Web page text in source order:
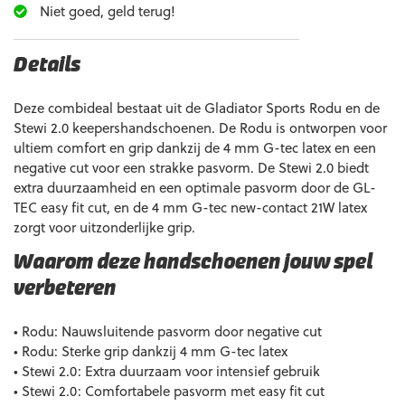
Niet goed, geld terug!
Details
Deze combideal bestaat uit de Gladiator Sports Rodu en de
Stewi 2.0 keepershandschoenen. De Rodu is ontworpen voor
ultiem comfort en grip dankzij de 4 mm G-tec latex en een
negative cut voor een strakke pasvorm. De Stewi 2.0 biedt
extra duurzaamheid en een optimale pasvorm door de GL-
TEC easy fit cut, en de 4 mm G-tec new-contact 21W latex
zorgt voor uitzonderlijke grip.
Waarom deze handschoenen jouw spel
verbeteren
• Rodu: Nauwsluitende pasvorm door negative cut
• Rodu: Sterke grip dankzij 4 mm G-tec latex
• Stewi 2.0: Extra duurzaam voor intensief gebruik
• Stewi 2.0: Comfortabele pasvorm met easy fit cut